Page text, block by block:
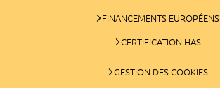
FINANCEMENTS EUROPÉENS
CERTIFICATION HAS
GESTION DES COOKIES